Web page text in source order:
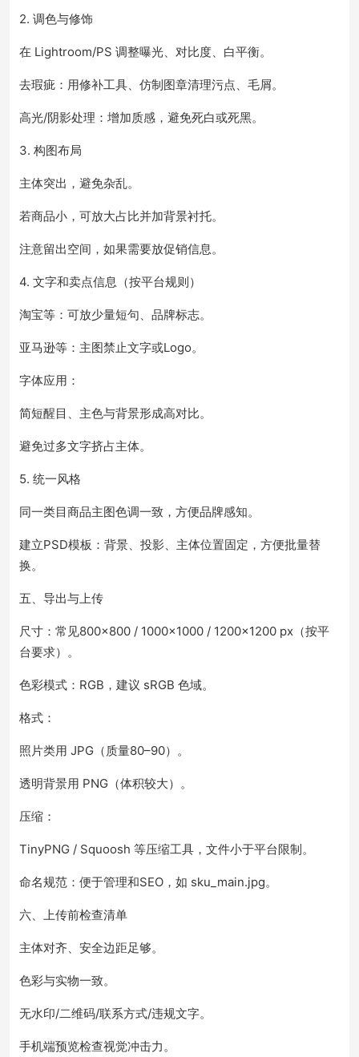
2. 调色与修饰
在 Lightroom/PS 调整曝光、对比度、白平衡。
去瑕疵：用修补工具、仿制图章清理污点、毛屑。
高光/阴影处理：增加质感，避免死白或死黑。
3. 构图布局
主体突出，避免杂乱。
若商品小，可放大占比并加背景衬托。
注意留出空间，如果需要放促销信息。
4. 文字和卖点信息（按平台规则）
淘宝等：可放少量短句、品牌标志。
亚马逊等：主图禁止文字或Logo。
字体应用：
简短醒目、主色与背景形成高对比。
避免过多文字挤占主体。
5. 统一风格
同一类目商品主图色调一致，方便品牌感知。
建立PSD模板：背景、投影、主体位置固定，方便批量替
换。
五、导出与上传
尺寸：常见800×800 / 1000×1000 / 1200×1200 px（按平
台要求）。
色彩模式：RGB，建议 sRGB 色域。
格式：
照片类用 JPG（质量80–90）。
透明背景用 PNG（体积较大）。
压缩：
TinyPNG / Squoosh 等压缩工具，文件小于平台限制。
命名规范：便于管理和SEO，如 sku_main.jpg。
六、上传前检查清单
主体对齐、安全边距足够。
色彩与实物一致。
无水印/二维码/联系方式/违规文字。
手机端预览检查视觉冲击力。